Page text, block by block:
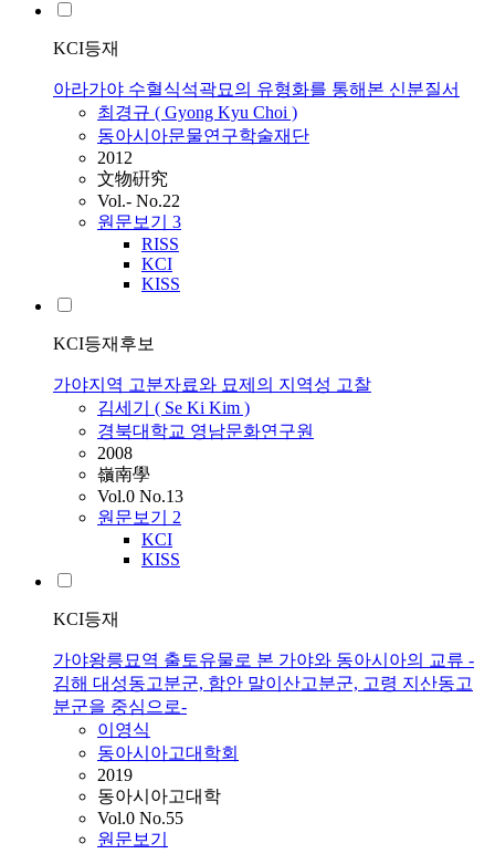
KCI등재
아라가야 수혈식석곽묘의 유형화를 통해본 신분질서
최경규 ( Gyong Kyu Choi )
동아시아문물연구학술재단
2012
文物硏究
Vol.- No.22
원문보기 3
RISS
KCI
KISS
KCI등재후보
가야지역 고분자료와 묘제의 지역성 고찰
김세기 ( Se Ki Kim )
경북대학교 영남문화연구원
2008
嶺南學
Vol.0 No.13
원문보기 2
KCI
KISS
KCI등재
가야왕릉묘역 출토유물로 본 가야와 동아시아의 교류 -
김해 대성동고분군, 함안 말이산고분군, 고령 지산동고
분군을 중심으로-
이영식
동아시아고대학회
2019
동아시아고대학
Vol.0 No.55
원문보기